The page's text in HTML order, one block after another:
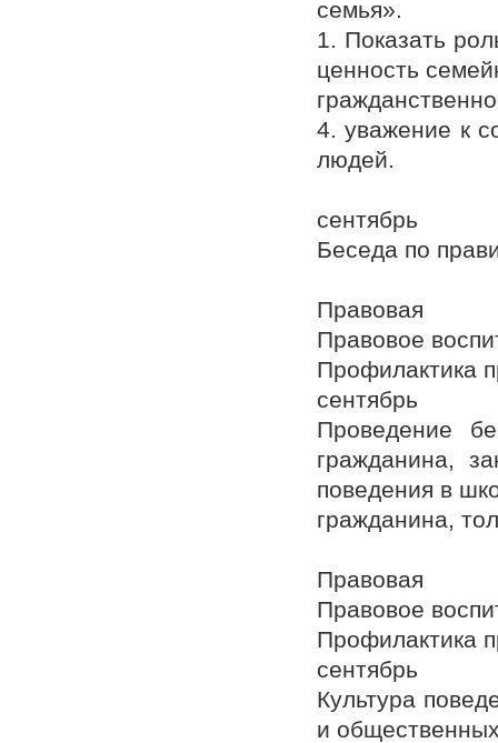
семья».
1. Показать
ценность
4. уважение к
людей.
сентябрь
Беседа по
Правовая
Правовое
Профилактика
сентябрь
Проведение
гражданина,
поведения в
гражданина,
Правовая
Правовое
Профилактика
сентябрь
Культура
и